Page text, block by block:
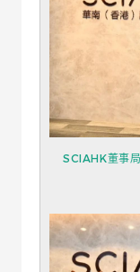
SCIAHK董事